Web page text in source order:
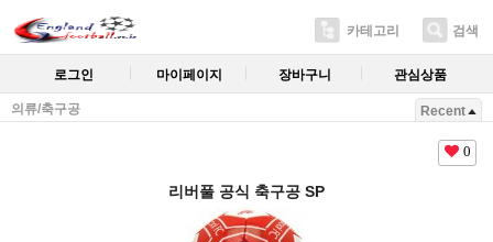
카테고리 검색
로그인 마이페이지 장바구니 관심상품
의류/축구공 Recent
0
리버풀 공식 축구공 SP